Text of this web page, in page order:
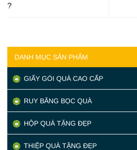
DANH MỤC SẢN PHẨM
GIẤY GÓI QUÀ CAO CẤP
RUY BĂNG BỌC QUÀ
HỘP QUÀ TẶNG ĐẸP
THIỆP QUÀ TẶNG ĐẸP
?